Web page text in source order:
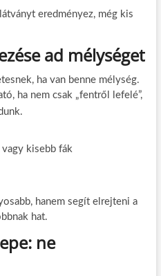
eredményez, még kis
ad mélységet
ha van benne mélység.
ha nem csak „fentről lefelé”,
kisebb fák
hanem segít elrejteni a
hat.
ne